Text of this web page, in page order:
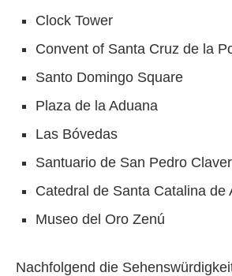
Clock Tower
Convent of Santa Cruz de la
Santo Domingo Square
Plaza de la Aduana
Las Bóvedas
Santuario de San Pedro Claver
Catedral de Santa Catalina de
Museo del Oro Zenú
Nachfolgend die